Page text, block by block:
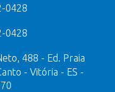
0428
0428
488 - Ed. Praia
- Vitória - ES -